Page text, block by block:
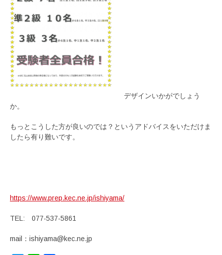
デザインいかがでしょう
か。
もっとこうした方が良いのでは？というアドバイスをいただけま
したら有り難いです。
https://www.prep.kec.ne.jp/ishiyama/
TEL: 077-537-5861
mail：ishiyama@kec.ne.jp